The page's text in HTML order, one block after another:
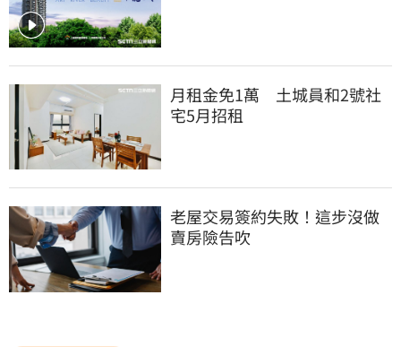
月租金免1萬　土城員和2號社
宅5月招租
老屋交易簽約失敗！這步沒做
賣房險告吹